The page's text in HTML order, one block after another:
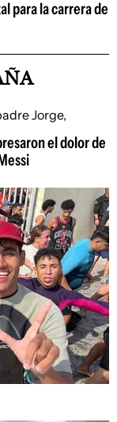
para la carrera de
el dolor de